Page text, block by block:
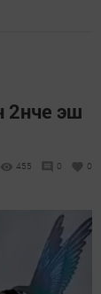
2нче эш
455 0 0